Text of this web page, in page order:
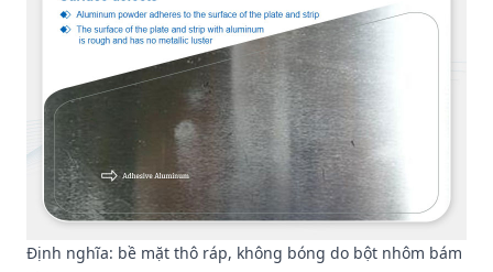
Định nghĩa: bề mặt thô ráp, không bóng do bột nhôm bám